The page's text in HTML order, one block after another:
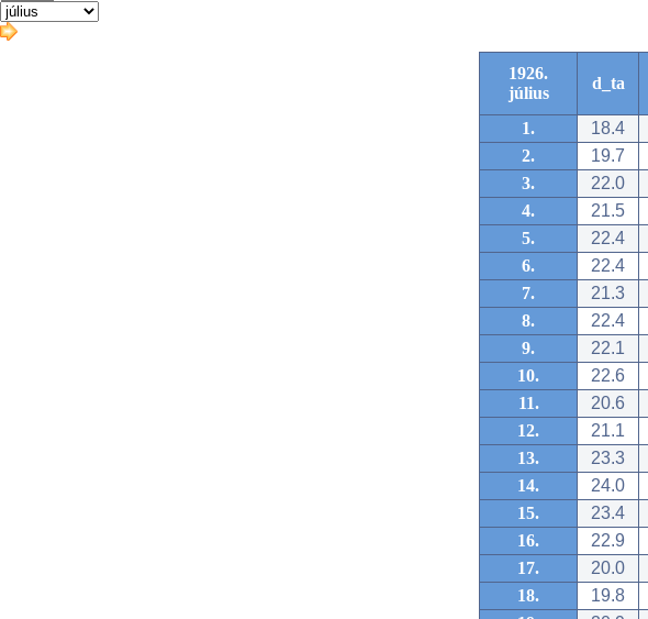
1926.
július
d_ta
1. 18.4
2.
19.7
3.
22.0
4.
21.5
5.
22.4
6.
22.4
7.
21.3
8.
22.4
9.
22.1
10.
22.6
11.
20.6
12.
21.1
13.
23.3
14.
24.0
15.
23.4
16.
22.9
17.
20.0
18.
19.8